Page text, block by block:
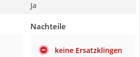
Ja
Nachteile
keine Ersatzklingen